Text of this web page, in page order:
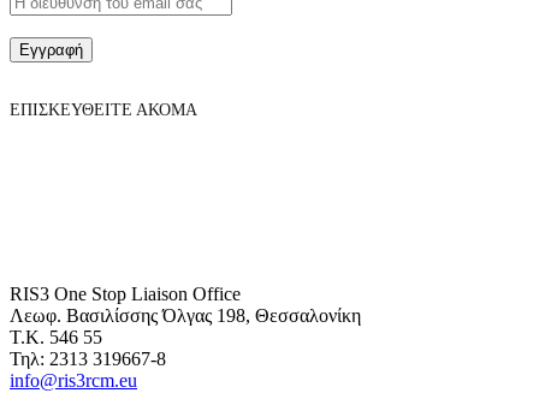
Εγγραφή
ΕΠΙΣΚΕΥΘΕΙΤΕ ΑΚΟΜΑ
RIS3 One Stop Liaison Office
Λεωφ. Βασιλίσσης Όλγας 198, Θεσσαλονίκη
Τ.Κ. 546 55
Τηλ: 2313 319667-8
info@ris3rcm.eu